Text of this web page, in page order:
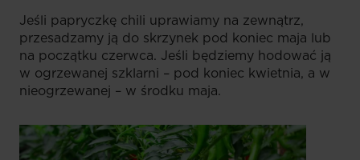
Jeśli papryczkę chili uprawiamy na zewnątrz,
przesadzamy ją do skrzynek pod koniec maja lub
na początku czerwca. Jeśli będziemy hodować ją
w ogrzewanej szklarni – pod koniec kwietnia, a w
nieogrzewanej – w środku maja.